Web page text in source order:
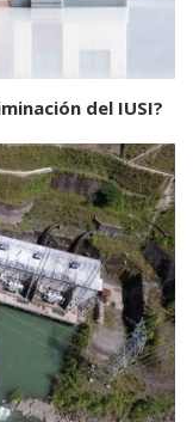
del IUSI?